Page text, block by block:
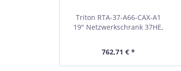
Triton RTA-37-A66-CAX-A1
19" Netzwerkschrank 37HE,
762,71 € *